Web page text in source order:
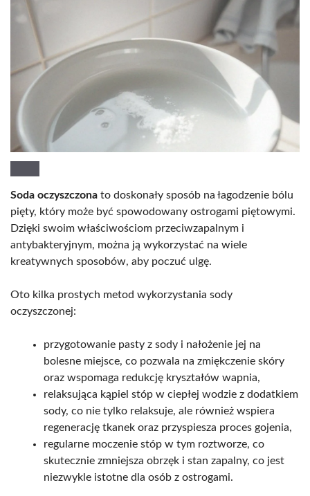
Soda oczyszczona to doskonały sposób na łagodzenie bólu
pięty, który może być spowodowany ostrogami piętowymi.
Dzięki swoim właściwościom przeciwzapalnym i
antybakteryjnym, można ją wykorzystać na wiele
kreatywnych sposobów, aby poczuć ulgę.
Oto kilka prostych metod wykorzystania sody
oczyszczonej:
przygotowanie pasty z sody i nałożenie jej na
bolesne miejsce, co pozwala na zmiękczenie skóry
oraz wspomaga redukcję kryształów wapnia,
relaksująca kąpiel stóp w ciepłej wodzie z dodatkiem
sody, co nie tylko relaksuje, ale również wspiera
regenerację tkanek oraz przyspiesza proces gojenia,
regularne moczenie stóp w tym roztworze, co
skutecznie zmniejsza obrzęk i stan zapalny, co jest
niezwykle istotne dla osób z ostrogami.